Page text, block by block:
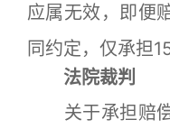
应属无效，即便
同约定，仅承担
法院裁判
关于承担赔偿